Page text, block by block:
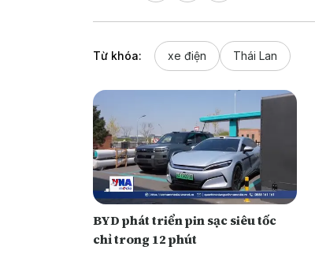
Từ khóa: xe điện Thái Lan
BYD phát triển pin sạc siêu tốc
chỉ trong 12 phút